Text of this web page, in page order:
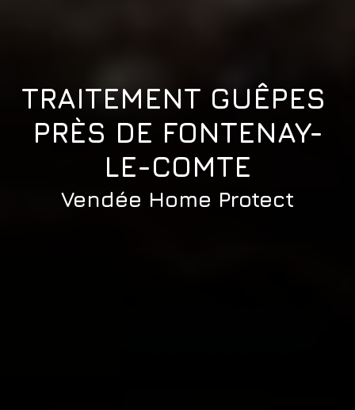
TRAITEMENT GUÊPES
PRÈS DE FONTENAY-
LE-COMTE
Vendée Home Protect